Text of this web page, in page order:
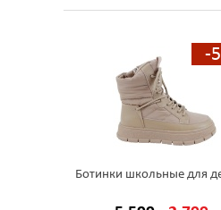
-
Ботинки школьные для